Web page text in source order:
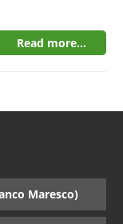
Read more...
Maresco)